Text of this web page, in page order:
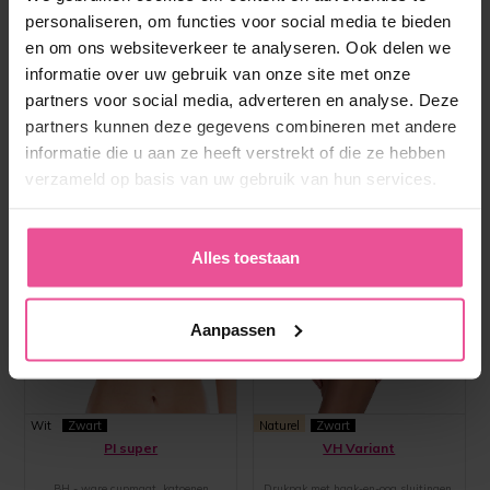
personaliseren, om functies voor social media te bieden
en om ons websiteverkeer te analyseren. Ook delen we
informatie over uw gebruik van onze site met onze
partners voor social media, adverteren en analyse. Deze
partners kunnen deze gegevens combineren met andere
informatie die u aan ze heeft verstrekt of die ze hebben
verzameld op basis van uw gebruik van hun services.
Alles toestaan
Aanpassen
Wit Zwart
PI super
Naturel Zwart
VH Variant